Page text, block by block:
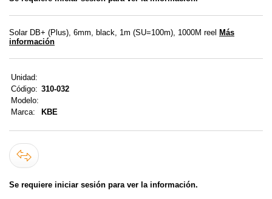
Solar DB+ (Plus), 6mm, black, 1m (SU=100m), 1000M reel Más
información
Unidad:
Código: 310-032
Modelo:
Marca:
KBE
Se requiere iniciar sesión para ver la información.